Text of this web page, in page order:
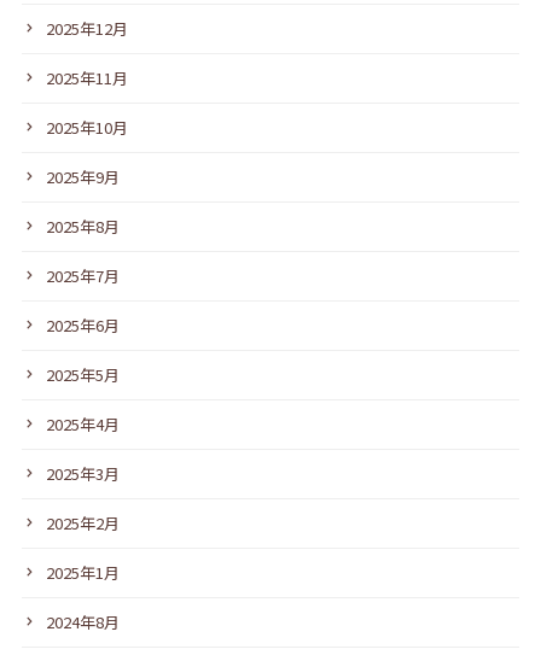
2025年12月
2025年11月
2025年10月
2025年9月
2025年8月
2025年7月
2025年6月
2025年5月
2025年4月
2025年3月
2025年2月
2025年1月
2024年8月